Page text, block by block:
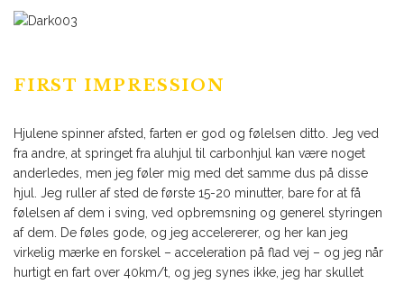
FIRST IMPRESSION
Hjulene spinner afsted, farten er god og følelsen ditto. Jeg ved
fra andre, at springet fra aluhjul til carbonhjul kan være noget
anderledes, men jeg føler mig med det samme dus på disse
hjul. Jeg ruller af sted de første 15-20 minutter, bare for at få
følelsen af dem i sving, ved opbremsning og generel styringen
af dem. De føles gode, og jeg accelererer, og her kan jeg
virkelig mærke en forskel – acceleration på flad vej – og jeg når
hurtigt en fart over 40km/t, og jeg synes ikke, jeg har skullet